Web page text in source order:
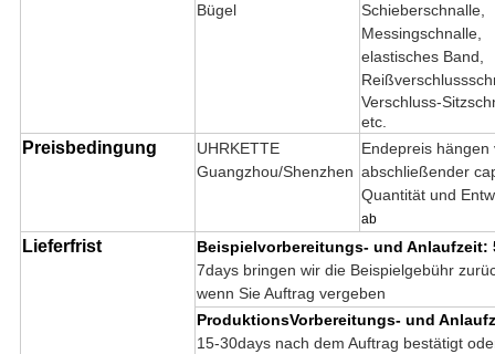
Bügel
Schieberschnalle,
Messingschnalle,
elastisches Band,
Verschluss-
etc.
Preisbedingung
UHRKETTE
Guangzhou/Shenzhen
Endepreis hängen
abschließender
Quantität und
ab
Lieferfrist
Beispielvorbereitungs- und Anlaufzeit:
7daysbringen wir die Beispielgebühr
wenn Sie Auftrag vergeben
ProduktionsVorbereitungs- und
15-30days nach dem Auftrag bestätigt